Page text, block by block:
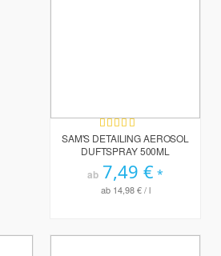
Bewertung:
100%
SAM'S DETAILING AEROSOL
DUFTSPRAY 500ML
ab 7,49 €
ab 14,98 €/ l